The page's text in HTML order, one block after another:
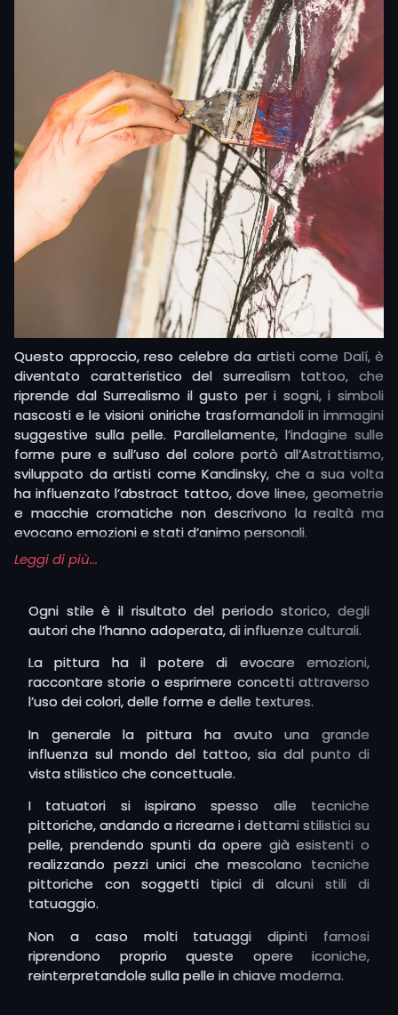
strumenti (pennelli, spatole, mani, ecc.).
Nel corso della storia si è sviluppata andando a creare
molteplici stili e tecniche, dalrealismo all’astrattismo
dall’impressionismo al
surrealismo, e molte altre
correnti artistiche.
Con l’Impressionismo, per esempio, la pittura rompe i
canoni accademici dell’epoca e inizia a privilegiare la
percezione soggettiva della realtà: luce, colore e
movimento diventano protagonisti, soprattutto nei
paesaggi, dove l’atmosfera del momento conta più del
dettaglio.
Nel corso dei decenni si svilupparono correnti che
spostarono progressivamente l’attenzione dalla realtà
esterna alla ricerca sulla forma, sul colore e sulla
soggettività, aprendo la strada all’esplorazione del
mondo interiore e irrazionale.
Questo approccio, reso celebre da artisti come Dalí, è
diventato caratteristico del surrealism tattoo, che
riprende dal Surrealismo il gusto per i sogni, i simboli
nascosti e le visioni oniriche trasformandoli in immagini
suggestive sulla pelle. Parallelamente, l’indagine sulle
forme pure e sull’uso del colore portò all’Astrattismo,
sviluppato da artisti come Kandinsky, che a sua volta
ha influenzato l’abstract tattoo, dove linee, geometrie
e macchie cromatiche non descrivono la realtà ma
evocano emozioni e stati d’animo personali.
Proprio questa libertà creativa si ritrova anche nel free
permette di disegnare direttamente sulla pelle senza
stencil, seguendo le forme del corpo e lasciando
spazio all’improvvisazione artistica.
Nel corso degli anni si sono susseguiti anche i soggetti
rappresentati nella pittura e, accanto a paesaggi e
, grande spazio hanno trovato i ritratti.
Il ritratto è uno dei generi più antichi e affascinanti della
pittura, nato per celebrare sovrani, figure religiose e
strumento per indagare l’identità e l’animo umano.
Ritraendo spessovoltigli artisti hanno cercato non solo
di riprodurre le sembianze, ma di catturare emozioni e
stati interiori: basti pensare ai ritratti rinascimentali di
Leonardo da Vinci o Raffaello, alla potenza drammatica
dei personaggi di Caravaggio.
Leggi di più...
Ogni stile è il risultato del periodo storico, degli
autori che l’hanno adoperata, di influenze culturali.
La pittura ha il potere di evocare emozioni,
raccontare storie o esprimere concetti attraverso
l’uso dei colori, delle forme e delle textures.
In generale la pittura ha avuto una grande
influenza sul mondo del tattoo, sia dal punto di
vista stilistico che concettuale.
I tatuatori si ispirano spesso alle tecniche
pittoriche, andando a ricrearne i dettami stilistici su
pelle, prendendo spunti da opere già esistenti o
realizzando pezzi unici che mescolano tecniche
pittoriche con soggetti tipici di alcuni stili di
tatuaggio.
Non a caso molti tatuaggi dipinti famosi
riprendono proprio queste opere iconiche,
reinterpretandole sulla pelle in chiave moderna.